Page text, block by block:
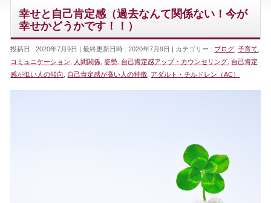
幸せと自己肯定感（過去なんて関係ない！今が
幸せかどうかです！！）
投稿日 : 2020年7月9日 最終更新日時 : 2020年7月9日 カテゴリー : ブログ ,子育て
コミュニケーション
人間関係 ,姿勢 自己肯定感アップ・カウンセリング 自己肯定
感が低い人の傾向
自己肯定感が高い人の特徴 アダルト・チルドレン（AC）